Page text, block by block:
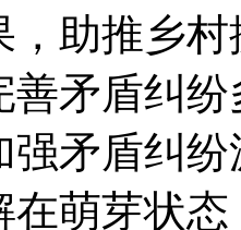
助推乡
善矛盾纠
强矛盾纠
在萌芽状